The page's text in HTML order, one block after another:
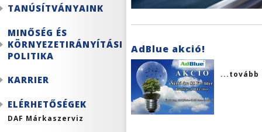
TANÚSÍTVÁNYAINK
MINŐSÉG ÉS
KÖRNYEZETIRÁNYÍTÁSI
POLITIKA
KARRIER
ELÉRHETŐSÉGEK
DAF Márkaszerviz
AdBlue akció!
...tovább